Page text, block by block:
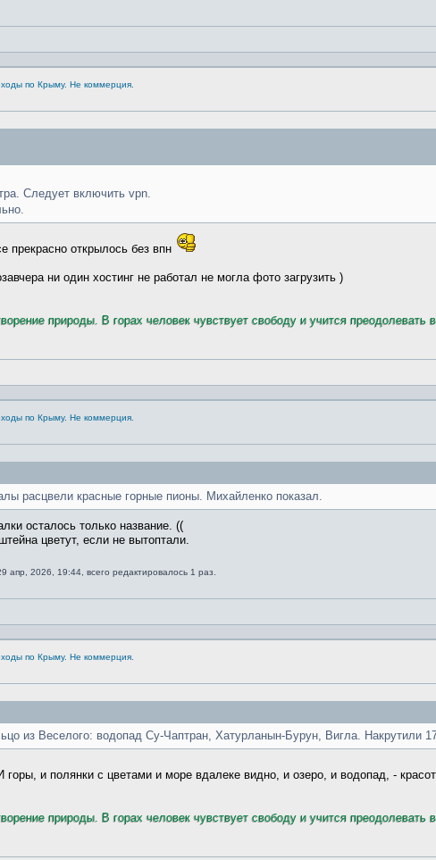
по Крыму. Не коммерция.
Следует включить vpn.
прекрасно открылось без впн
ни один хостинг не работал не могла фото загрузить )
природы. В горах человек чувствует свободу и учится преодолевать
по Крыму. Не коммерция.
расцвели красные горные пионы. Михайленко показал.
осталось только название. ((
цветут, если не вытоптали.
апр, 2026, 19:44, всего редактировалось 1 раз.
по Крыму. Не коммерция.
из Веселого: водопад Су-Чаптран, Хатурланын-Бурун, Вигла. Накрутили
горы, и полянки с цветами и море вдалеке видно, и озеро, и водопад, -
природы. В горах человек чувствует свободу и учится преодолевать